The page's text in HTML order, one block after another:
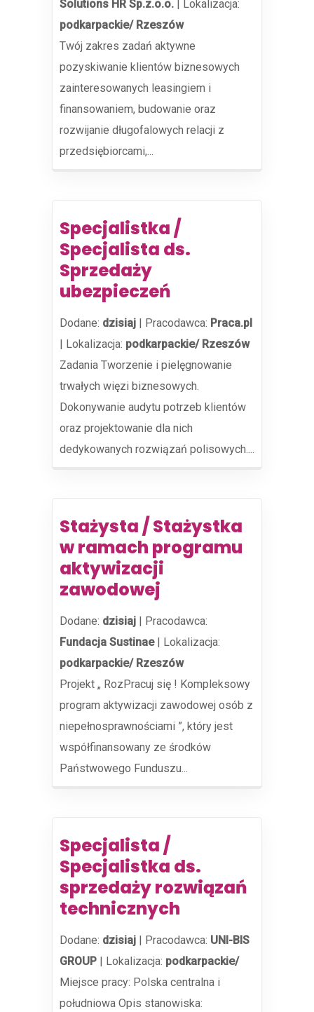
Solutions HR Sp.z.o.o.
Lokalizacja:
podkarpackie/ Rzeszów
Twój zakres zadań aktywne
pozyskiwanie klientów biznesowych
zainteresowanych leasingiem i
finansowaniem, budowanie oraz
rozwijanie długofalowych relacji z
przedsiębiorcami,...
Specjalistka /
Specjalista ds.
Sprzedaży
ubezpieczeń
Dodane: dzisiaj | Pracodawca: Praca.pl
| Lokalizacja: podkarpackie/ Rzeszów
Zadania Tworzenie i pielęgnowanie
trwałych więzi biznesowych.
Dokonywanie audytu potrzeb klientów
oraz projektowanie dla nich
dedykowanych rozwiązań polisowych....
Stażysta / Stażystka
w ramach programu
aktywizacji
zawodowej
Dodane: dzisiaj | Pracodawca:
Fundacja Sustinae| Lokalizacja:
podkarpackie/ Rzeszów
Projekt „ RozPracuj się ! Kompleksowy
program aktywizacji zawodowej osób z
niepełnosprawnościami ”, który jest
współfinansowany ze środków
Państwowego Funduszu...
Specjalista /
Specjalistka ds.
sprzedaży rozwiązań
technicznych
Dodane: dzisiaj | Pracodawca: UNI-BIS
GROUP | Lokalizacja: podkarpackie/
Miejsce pracy: Polska centralna i
południowa Opis stanowiska: